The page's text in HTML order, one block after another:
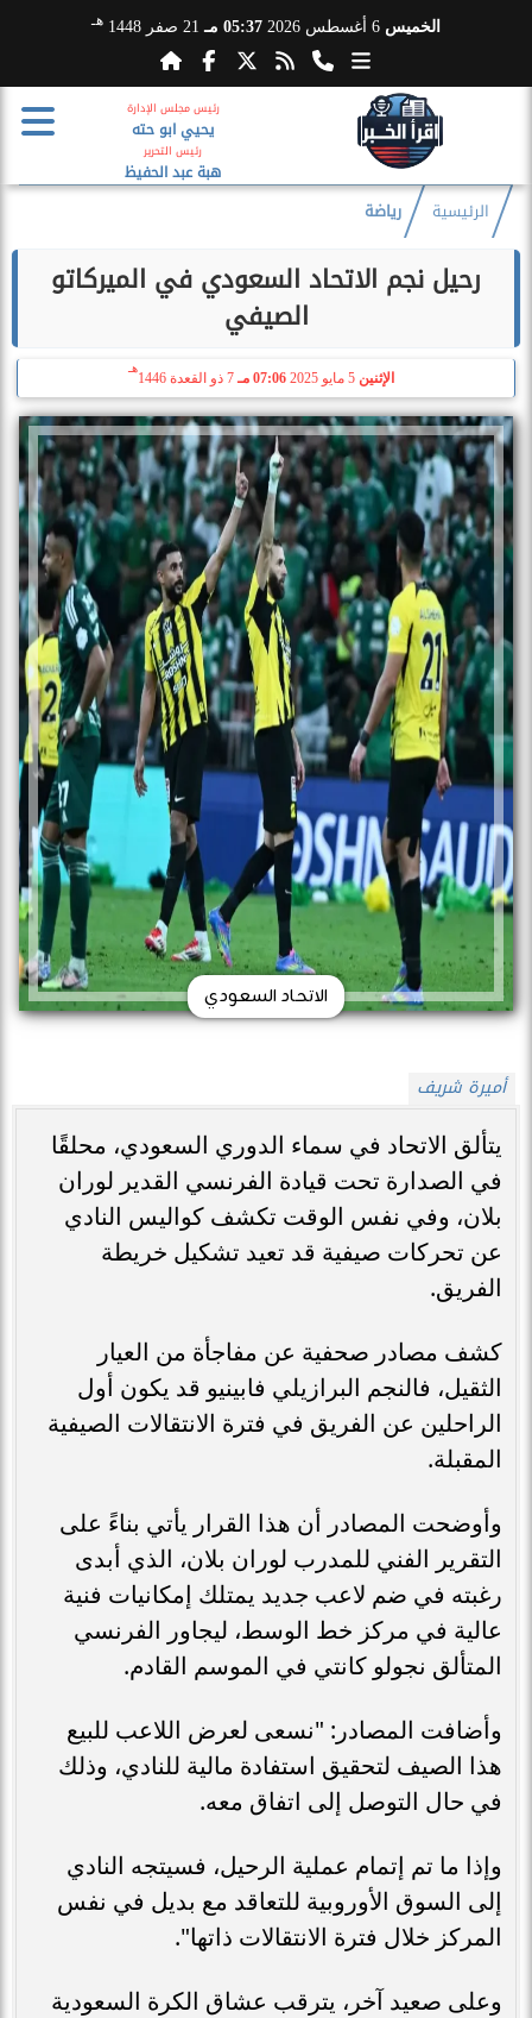
الخميس 05:37 مـ 21 صفر 1448 هـ
رئيس مجلس الإدارة
يحيي ابو حته
رئيس التحرير
هبة عبد الحفيظ
الرئيسية رياضة
رحيل نجم الاتحاد السعودي في الميركاتو
الصيفي
الإثنين 07:06 مـ 7 ذو القعدة 1446
هـ
الاتحاد السعودي
أميرة شريف
يتألق الاتحاد في سماء الدوري السعودي، محلقًا
في الصدارة تحت قيادة الفرنسي القدير لوران
بلان، وفي نفس الوقت تكشف كواليس النادي
عن تحركات صيفية قد تعيد تشكيل خريطة
الفريق.
كشف مصادر صحفية عن مفاجأة من العيار
الثقيل، فالنجم البرازيلي فابينيو قد يكون أول
الراحلين عن الفريق في فترة الانتقالات الصيفية
المقبلة.
وأوضحت المصادر أن هذا القرار يأتي بناءً على
التقرير الفني للمدرب لوران بلان، الذي أبدى
رغبته في ضم لاعب جديد يمتلك إمكانيات فنية
عالية في مركز خط الوسط، ليجاور الفرنسي
المتألق نجولو كانتي في الموسم القادم.
وأضافت المصادر: "نسعى لعرض اللاعب للبيع
هذا الصيف لتحقيق استفادة مالية للنادي، وذلك
في حال التوصل إلى اتفاق معه.
وإذا ما تم إتمام عملية الرحيل، فسيتجه النادي
إلى السوق الأوروبية للتعاقد مع بديل في نفس
المركز خلال فترة الانتقالات ذاتها".
وعلى صعيد آخر، يترقب عشاق الكرة السعودية